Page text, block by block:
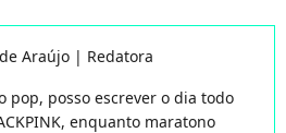
Araújo | Redatora
pop, posso escrever o dia todo
enquanto maratono